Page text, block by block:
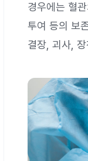
경우에는 혈
투여 등의 보
결장, 괴사,